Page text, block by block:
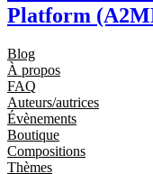
Platform
Blog
À propos
FAQ
Auteurs/autrices
Évènements
Boutique
Compositions
Thèmes